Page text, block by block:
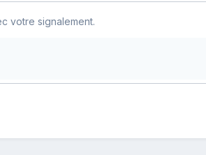
votre signalement.